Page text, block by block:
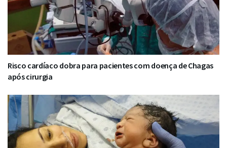
Risco cardíaco dobra para pacientes com doença de Chagas
após cirurgia